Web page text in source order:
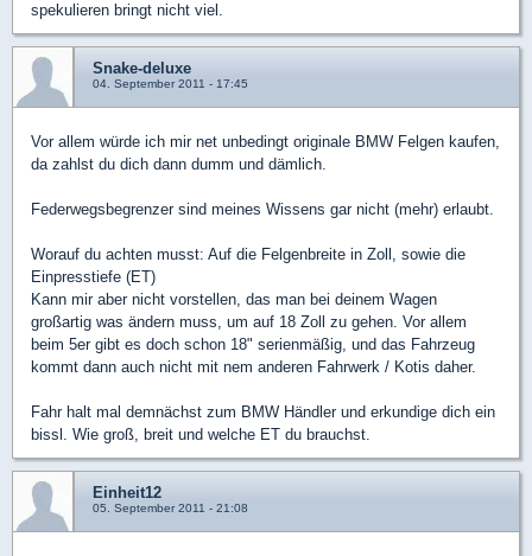
spekulieren bringt nicht viel.
Snake-deluxe
04. September 2011 - 17:45
Vor allem würde ich mir net unbedingt originale BMW Felgen kaufen,
da zahlst du dich dann dumm und dämlich.
Federwegsbegrenzer sind meines Wissens gar nicht (mehr) erlaubt.
Worauf du achten musst: Auf die Felgenbreite in Zoll, sowie die
Einpresstiefe (ET)
Kann mir aber nicht vorstellen, das man bei deinem Wagen
großartig was ändern muss, um auf 18 Zoll zu gehen. Vor allem
beim 5er gibt es doch schon 18" serienmäßig, und das Fahrzeug
kommt dann auch nicht mit nem anderen Fahrwerk / Kotis daher.
Fahr halt mal demnächst zum BMW Händler und erkundige dich ein
bissl. Wie groß, breit und welche ET du brauchst.
Einheit12
05. September 2011 - 21:08